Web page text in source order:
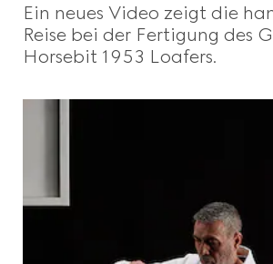
Ein neues Video zeigt die
Reise bei der Fertigung des
Horsebit 1953 Loafers.